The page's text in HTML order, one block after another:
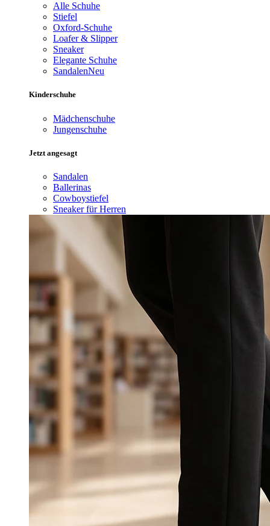
Alle Schuhe
Stiefel
Oxford-Schuhe
Loafer & Slipper
Sneaker
Elegante Schuhe
SandalenNeu
Kinderschuhe
Mädchenschuhe
Jungenschuhe
Jetzt angesagt
Sandalen
Ballerinas
Cowboystiefel
Sneaker für Herren